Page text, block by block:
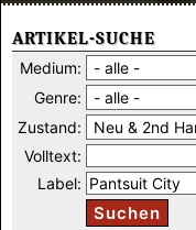
ARTIKEL-SUCHE
Medium:
Genre:
Zustand:
Volltext:
Label:
Suchen